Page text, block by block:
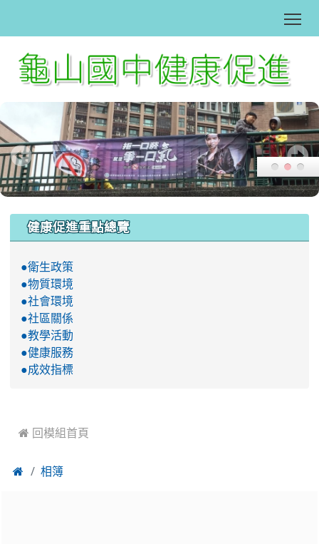
健康促進重點總覽
●衛生政策
●物質環境
●社會環境
●社區關係
●教學活動
●健康服務
●成效指標
 回模組首頁
 相簿